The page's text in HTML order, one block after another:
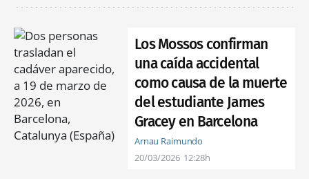
Los Mossos confirman
una caída accidental
como causa de la muerte
del estudiante James
Gracey en Barcelona
Arnau Raimundo
20/03/2026 12:28h